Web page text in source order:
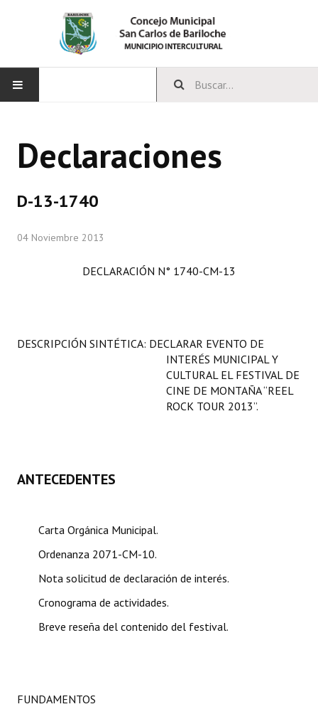
CONCEJO
Comisiones Especiales
Reglamento Interno
DOCUMENTOS
Informes de Gestión
Actas de Sesión
Declaraciones
D-13-1740
04 Noviembre 2013
DECLARACIÓN N° 1740-CM-13
DESCRIPCIÓN SINTÉTICA: DECLARAR EVENTO DE
INTERÉS MUNICIPAL Y
CULTURAL EL FESTIVAL DE
CINE DE MONTAÑA “REEL
ROCK TOUR 2013”.
ANTECEDENTES
Carta Orgánica Municipal.
Ordenanza 2071-CM-10.
Nota solicitud de declaración de interés.
Cronograma de actividades.
Breve reseña del contenido del festival.
FUNDAMENTOS